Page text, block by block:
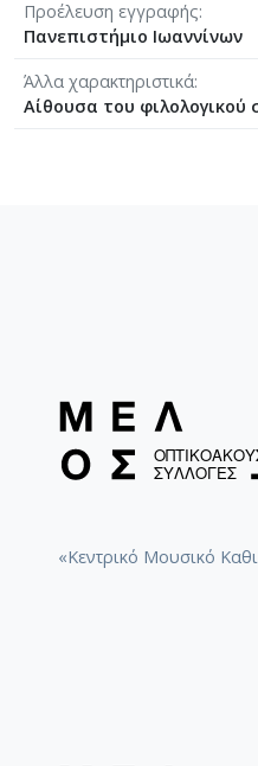
Προέλευση εγγραφής
Πανεπιστήμιο Ιωαννίνων
Άλλα χαρακτηριστικά
Αίθουσα του φιλολογικού
«Κεντρικό Μουσικό